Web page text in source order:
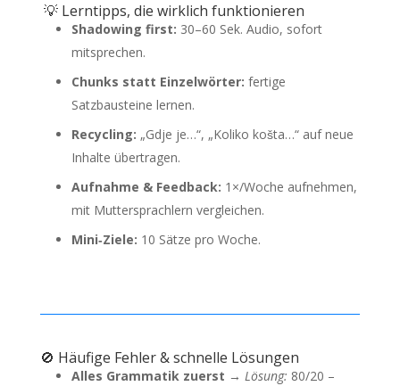
💡 Lerntipps, die wirklich funktionieren
Shadowing first: 30–60 Sek. Audio, sofort
mitsprechen.
Chunks statt Einzelwörter: fertige
Satzbausteine lernen.
Recycling: „Gdje je…“, „Koliko košta…“ auf neue
Inhalte übertragen.
Aufnahme & Feedback: 1×/Woche aufnehmen,
mit Muttersprachlern vergleichen.
Mini‑Ziele: 10 Sätze pro Woche.
🚫 Häufige Fehler & schnelle Lösungen
Alles Grammatik zuerst → Lösung: 80/20 –